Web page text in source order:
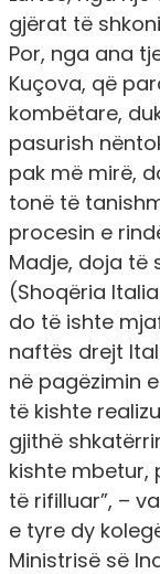
gjërat të
Por, nga ana
Kuçova, që
kombëtare,
pasurish
pak më mirë,
tonë të
procesin e
Madje, doja të
(Shoqëria
do të ishte
naftës drejt
në pagëzimin
të kishte
gjithë
kishte mbetur,
të rifilluar”, –
e tyre dy
Ministrisë së